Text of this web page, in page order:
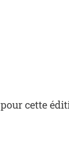
pour cette